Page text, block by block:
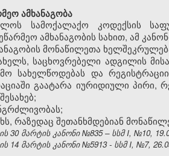
ამხანაგობა
სამოქალაქო კოდექსის
ამხანაგობის სახით, ამ
მონაწილეთა
საცხოვრებელი ადგილის
სახელწოდებას და
გაატარა იურიდიული პირი,
რაზედაც შეთანხმდებიან
30 მარტის კანონი №835 – სსმ I, №10,
14 მარტის კანონი №5913 - სსმ I, №7,